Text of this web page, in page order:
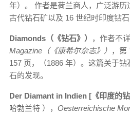
年）。 作者是荷兰商人，广泛游历
古代钻石矿以及 16 世纪时印度钻石
Diamonds（《钻石》） ，作者不详
Magazine（《康希尔杂志》） ，第
157 页，（1886 年）。这篇关于
石的发现。
Der Diamant in Indien [《印度的
哈勃兰特 ）， Oesterreichische